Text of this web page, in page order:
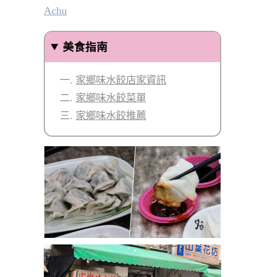
Achu
美食指南
家鄉味水餃店家資訊
家鄉味水餃菜單
家鄉味水餃推薦